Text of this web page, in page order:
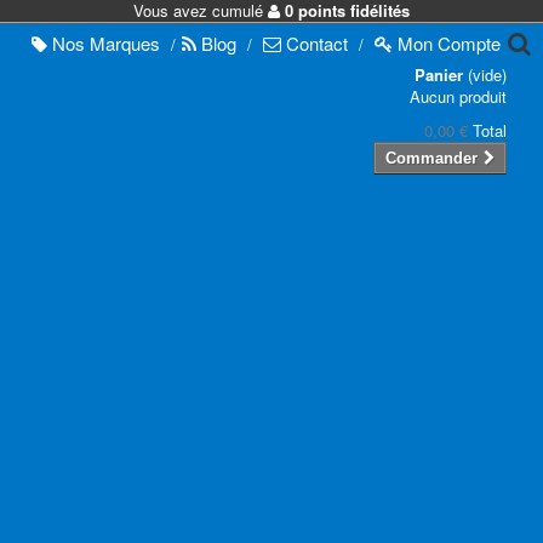
Vous avez cumulé 0 points fidélités
Nos Marques / Blog / Contact / MonCompte
Panier (vide)
Aucun produit
0,00 € Total
Commander